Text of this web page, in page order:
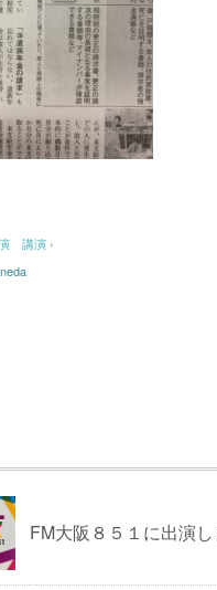
講演 ›
FM大阪８５１に出演